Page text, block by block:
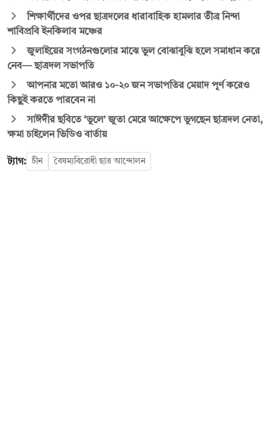
শিক্ষার্থীদের ওপর ছাত্রদলের ধারাবাহিক হামলার তীব্র নিন্দা
শাবিপ্রবি ইনকিলাব মঞ্চের
জুলাইয়ের সংগঠনগুলোর মাঝে ভুল বোঝাবুঝি হলে সমাধান করে
নেব— ছাত্রদল সভাপতি
আপনার মতো আরও ১০-২০ জন সভাপতির মেয়াদ পূর্ণ করেও
কিছুই করতে পারবেন না
সাঈদীর ছবিতে ‘ভুলে’ জুতা মেরে আক্ষেপে ভুগছেন ছাত্রদল নেতা,
ক্ষমা চাইলেন ভিডিও বার্তায়
ট্যাগ: চীন বৈষম্যবিরোধী ছাত্র আন্দোলন